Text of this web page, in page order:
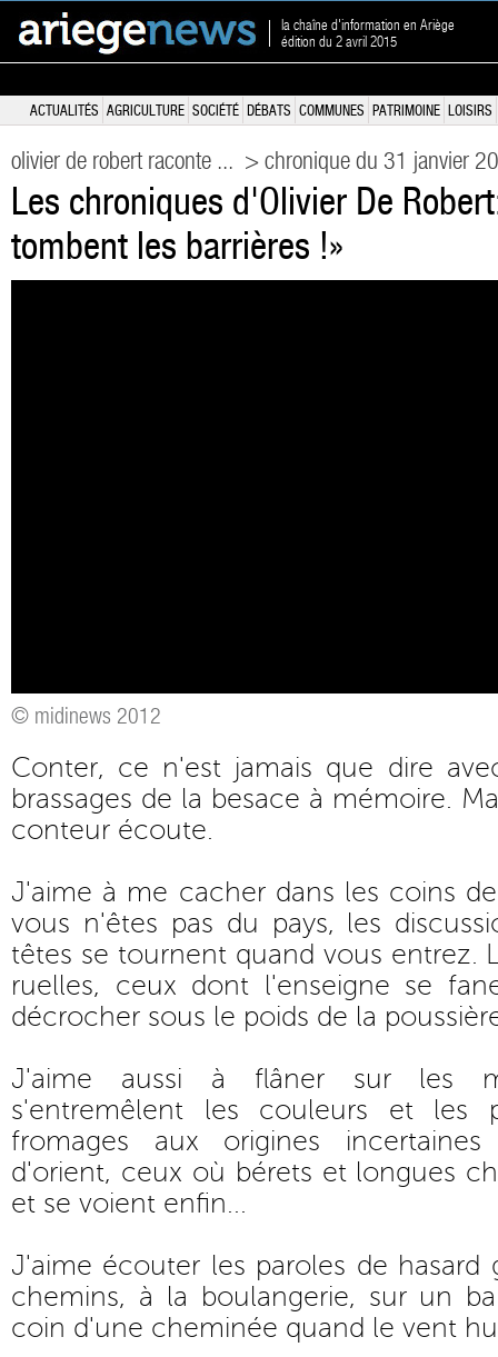
la chaîne d'information en Ariège
édition du 2 avril 2015
ACTUALITÉS AGRICULTURE SOCIÉTÉ DÉBATS COMMUNES PATRIMOINE LOISIRS
olivier de robert raconte ... > chronique du 31 janvier
Les chroniques d'Olivier De
tombent les barrières !»
© midinews 2012
Conter, ce n'est jamais que dire
brassages de la besace à mémoire.
conteur écoute.
J'aime à me cacher dans les coins
vous n'êtes pas du pays, les
têtes se tournent quand vous entrez.
ruelles, ceux dont l'enseigne se
décrocher sous le poids de la
J'aime aussi à flâner sur les
s'entremêlent les couleurs et les
fromages aux origines incertaines
d'orient, ceux où bérets et longues
et se voient enfin...
J'aime écouter les paroles de hasard
chemins, à la boulangerie, sur un
coin d'une cheminée quand le vent